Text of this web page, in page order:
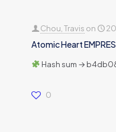
Chou, Travis on
Atomic Heart
Hash sum →
0